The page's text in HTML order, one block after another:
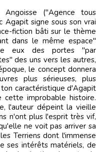
Agapit signe sous son vrai
fiction bâti sur le thème
dans le même espace"
eux des portes "par
des uns vers les autres,
le concept donnera
plus sérieuses, plus
caractéristique d'Agapit
improbable histoire.
l'auteur dépeint la vieille
n'ont plus l'esprit très vif,
ne voit pas arriver sa
Terriens dont l'immense
ses intérêts matériels, de